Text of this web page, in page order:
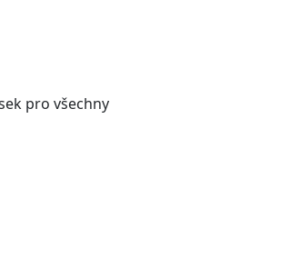
pro všechny